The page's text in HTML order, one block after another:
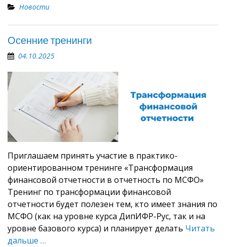
Новости
Осенние тренинги
04.10.2025
Приглашаем принять участие в практико-
ориентированном тренинге «Трансформация
финансовой отчетности в отчетность по МСФО»
Тренинг по трансформации финансовой
отчетности будет полезен тем, кто имеет знания по
МСФО (как на уровне курса ДипИФР-Рус, так и на
уровне базового курса) и планирует делать Читать
дальше …